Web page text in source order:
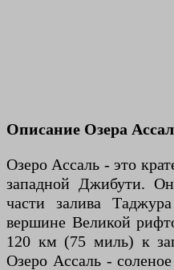
Описание Озера
Озеро Ассаль - это
западной Джибути.
части залива
вершине Великой
120 км (75 миль) к
Озеро Ассаль -